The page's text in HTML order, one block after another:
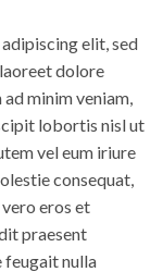
elit, sed
dolore
minim veniam,
lobortis nisl ut
vel eum iriure
consequat,
eros et
praesent
feugait nulla